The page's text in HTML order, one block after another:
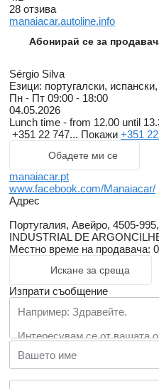
28 отзива
manaiacar.autoline.info
Абонирай се за
Sérgio Silva
Езици: португалски,
Пн - Пт 09:00 - 18:00
04.05.2026
Lunch time - from 12.00 until
+351 22 747... Покажи +351
Обадете ми се
manaiacar.pt
www.facebook.com/Manaiacar/
Адрес
Португалия, Авейро, 4505-
INDUSTRIAL DE
Местно време на продавача:
Искане за среща
Изпрати съобщение